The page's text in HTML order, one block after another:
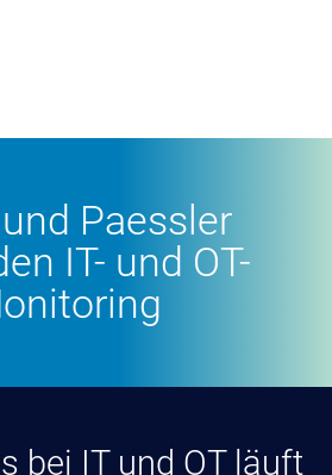
Paessler
IT- und OT-
bei IT und OT läuft